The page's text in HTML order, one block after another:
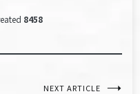
8458
NEXT ARTICLE